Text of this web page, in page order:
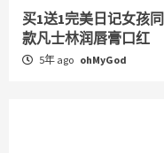
买1送1完美日记女孩同
款凡士林润唇膏口红
5年 ago ohMyGod